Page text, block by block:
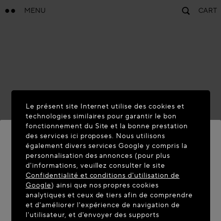
MENU CART
BIENVENUE SUR MAISON-
ALAIA.COM
Vous semblez être dans le pays suivant : United
States. Souhaitez-vous mettre à jour votre
localisation ?
Le présent site Internet utilise des cookies et
technologies similaires pour garantir le bon
fonctionnement du Site et la bonne prestation
des services ici proposes. Nous utilisons
également divers services Google y compris la
personnalisation des annonces (pour plus
d'informations, veuillez consulter le site
Confidentialité et conditions d'utilisation de
Google) ainsi que nos propres cookies
analytiques et ceux de tiers afin de comprendre
et d'améliorer l'expérience de navigation de
l'utilisateur, et d'envoyer des supports